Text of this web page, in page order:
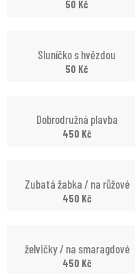
50 Kč
Sluníčko s hvězdou
50 Kč
Dobrodružná plavba
450 Kč
Zubatá žabka / na růžové
450 Kč
želvičky / na smaragdové
450 Kč